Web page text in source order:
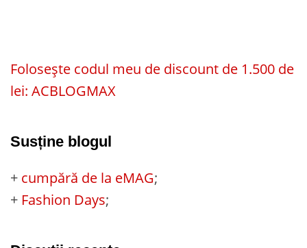
Folosește codul meu de discount de 1.500 de
lei: ACBLOGMAX
Susține blogul
+ cumpără de la eMAG;
+ Fashion Days;